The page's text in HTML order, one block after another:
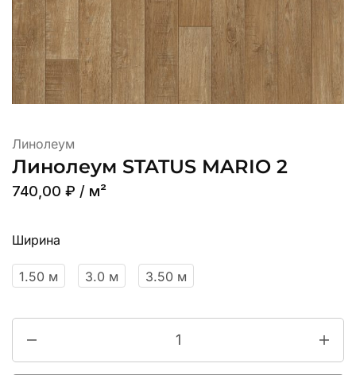
Линолеум
Линолеум STATUS MARIO 2
740,00 ₽ / м²
Ширина
1.50 м 3.0 м 3.50 м